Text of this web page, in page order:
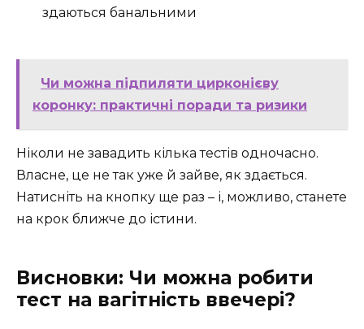
здаються банальними
Чи можна підпиляти цирконієву
коронку: практичні поради та ризики
Ніколи не завадить кілька тестів одночасно.
Власне, це не так уже й зайве, як здається.
Натисніть на кнопку ще раз – і, можливо, станете
на крок ближче до істини.
Висновки: Чи можна робити
тест на вагітність ввечері?